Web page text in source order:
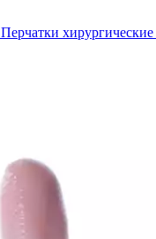
Перчатки хирургические